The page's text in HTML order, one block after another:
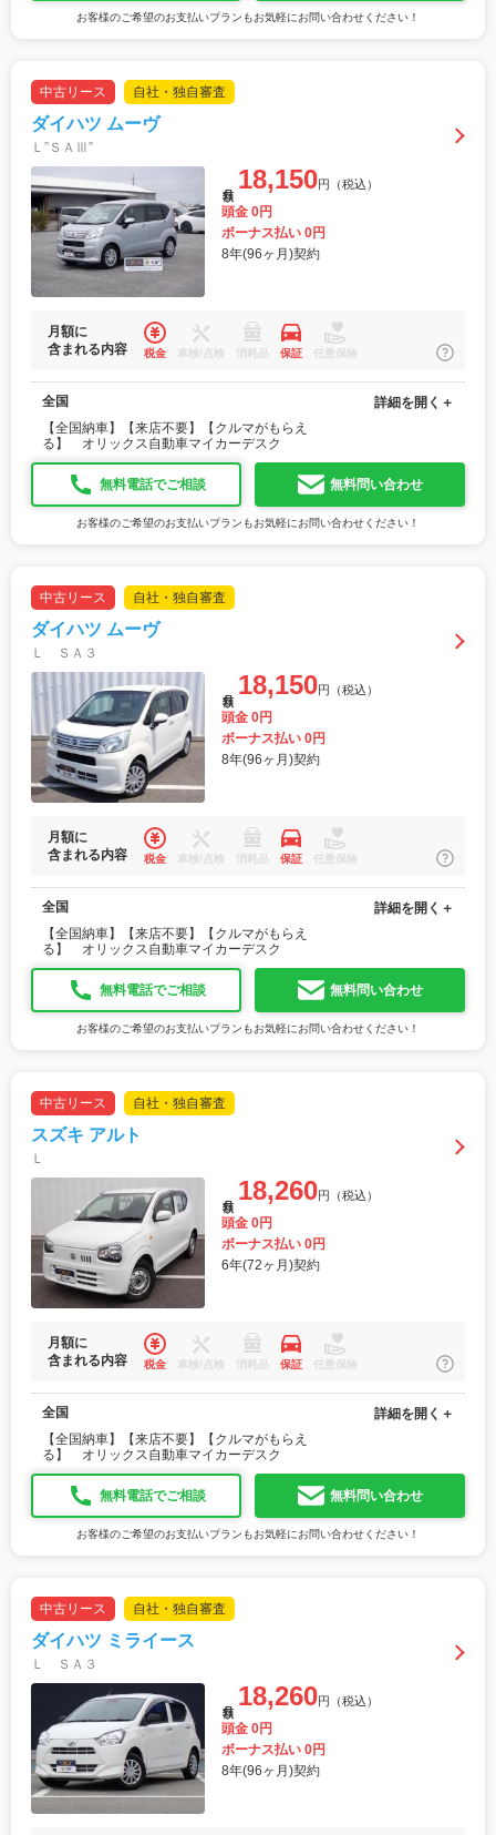
お客様のご希望のお支払いプランもお気軽にお問い合わせください！
中古リース 自社・独自審査
ダイハツ ムーヴ
Ｌ”ＳＡⅢ”
18,150円（税込）
頭金 0円
ボーナス払い 0円
8年(96ヶ月)契約
月額に
含まれる内容
税金 車検/点検 消耗品 保証 任意保険
全国
【全国納車】【来店不要】【クルマがもらえ
る】 オリックス自動車マイカーデスク
詳細を開く＋
無料電話でご相談 無料問い合わせ
お客様のご希望のお支払いプランもお気軽にお問い合わせください！
中古リース 自社・独自審査
ダイハツ ムーヴ
Ｌ ＳＡ３
18,150円（税込）
頭金 0円
ボーナス払い 0円
8年(96ヶ月)契約
月額に
含まれる内容
税金 車検/点検 消耗品 保証 任意保険
全国
【全国納車】【来店不要】【クルマがもらえ
る】 オリックス自動車マイカーデスク
詳細を開く＋
無料電話でご相談 無料問い合わせ
お客様のご希望のお支払いプランもお気軽にお問い合わせください！
中古リース 自社・独自審査
スズキ アルト
Ｌ
18,260円（税込）
頭金 0円
ボーナス払い 0円
6年(72ヶ月)契約
月額に
含まれる内容
税金 車検/点検 消耗品 保証 任意保険
全国
【全国納車】【来店不要】【クルマがもらえ
る】 オリックス自動車マイカーデスク
詳細を開く＋
無料電話でご相談 無料問い合わせ
お客様のご希望のお支払いプランもお気軽にお問い合わせください！
中古リース 自社・独自審査
ダイハツ ミライース
Ｌ ＳＡ３
18,260円（税込）
頭金 0円
ボーナス払い 0円
8年(96ヶ月)契約